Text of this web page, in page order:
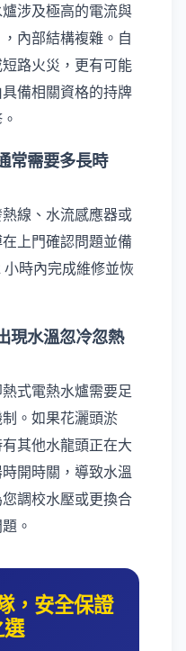
涉及極高的電流與
內部結構複雜。自
路火災，更有可能
備相關資格的持牌
常需要多長時
線、水流感應器或
上門確認問題並備
時內完成維修並恢
現水溫忽冷忽熱
式電熱水爐需要足
。如果花灑頭淤
其他水龍頭正在大
開時關，導致水溫
調校水壓或更換合
。
，安全保證